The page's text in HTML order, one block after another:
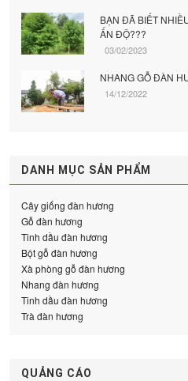
BẠN ĐÃ BIẾT
ẤN ĐỘ???
03/02/2023
NHANG GỖ ĐÀN
14/12/2022
DANH MỤC SẢN PHẨM
Cây giống đàn hương
Gỗ đàn hương
Tinh dầu đàn hương
Bột gỗ đàn hương
Xà phòng gỗ đàn hương
Nhang đàn hương
Tinh dầu đàn hương
Trà đàn hương
QUẢNG CÁO